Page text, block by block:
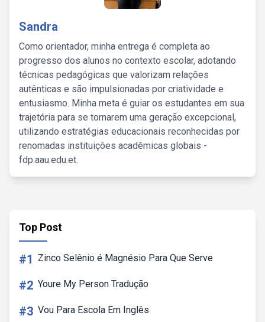
Sandra
Como orientador, minha entrega é completa ao
progresso dos alunos no contexto escolar, adotando
técnicas pedagógicas que valorizam relações
autênticas e são impulsionadas por criatividade e
entusiasmo. Minha meta é guiar os estudantes em sua
trajetória para se tornarem uma geração excepcional,
utilizando estratégias educacionais reconhecidas por
renomadas instituições acadêmicas globais -
fdp.aau.edu.et.
Top Post
#1 Zinco Selênio é Magnésio Para Que Serve
#2 Youre My Person Tradução
#3 Vou Para Escola Em Inglês